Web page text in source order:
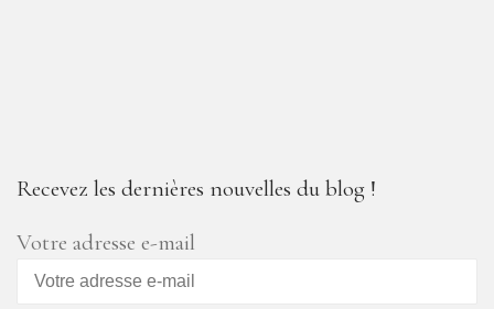
Recevez les dernières nouvelles du blog !
Votre adresse e-mail